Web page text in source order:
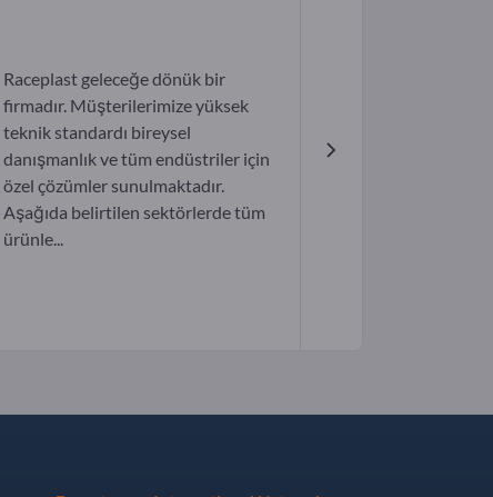
Raceplast geleceğe dönük bir
firmadır. Müşterilerimize yüksek
teknik standardı bireysel
danışmanlık ve tüm endüstriler için
özel çözümler sunulmaktadır.
Aşağıda belirtilen sektörlerde tüm
ürünle...